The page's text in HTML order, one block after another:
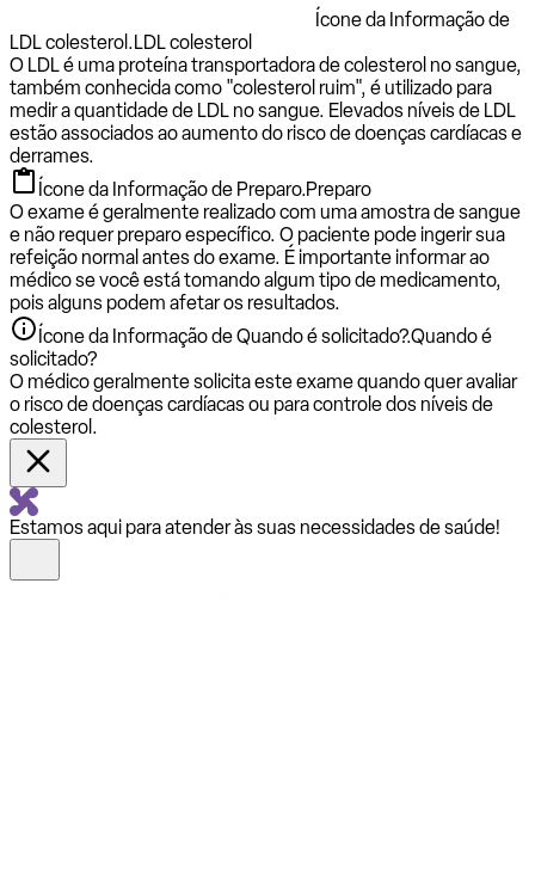
Ícone da Informação de
LDL colesterol.LDL colesterol
O LDL é uma proteína transportadora de colesterol no sangue,
também conhecida como "colesterol ruim", é utilizado para
medir a quantidade de LDL no sangue. Elevados níveis de LDL
estão associados ao aumento do risco de doenças cardíacas e
derrames.
Ícone da Informação de Preparo.Preparo
O exame é geralmente realizado com uma amostra de sangue
e não requer preparo específico. O paciente pode ingerir sua
refeição normal antes do exame. É importante informar ao
médico se você está tomando algum tipo de medicamento,
pois alguns podem afetar os resultados.
Ícone da Informação de Quando é solicitado?.Quando é
solicitado?
O médico geralmente solicita este exame quando quer avaliar
o risco de doenças cardíacas ou para controle dos níveis de
colesterol.
Estamos aqui para atender às suas necessidades de saúde!